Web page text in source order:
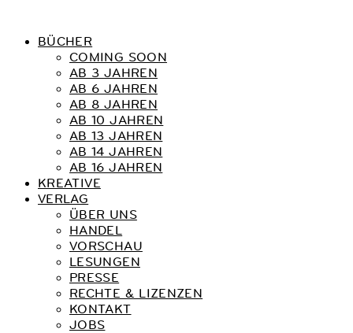
BÜCHER
COMING SOON
AB 3 JAHREN
AB 6 JAHREN
AB 8 JAHREN
AB 10 JAHREN
AB 13 JAHREN
AB 14 JAHREN
AB 16 JAHREN
KREATIVE
VERLAG
ÜBER UNS
HANDEL
VORSCHAU
LESUNGEN
PRESSE
RECHTE & LIZENZEN
KONTAKT
JOBS